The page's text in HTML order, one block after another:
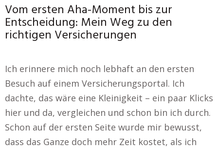
Vom ersten Aha-Moment bis zur
Entscheidung: Mein Weg zu den
richtigen Versicherungen
Ich erinnere mich noch lebhaft an den ersten
Besuch auf einem Versicherungsportal. Ich
dachte, das wäre eine Kleinigkeit – ein paar Klicks
hier und da, vergleichen und schon bin ich durch.
Schon auf der ersten Seite wurde mir bewusst,
dass das Ganze doch mehr Zeit kostet, als ich